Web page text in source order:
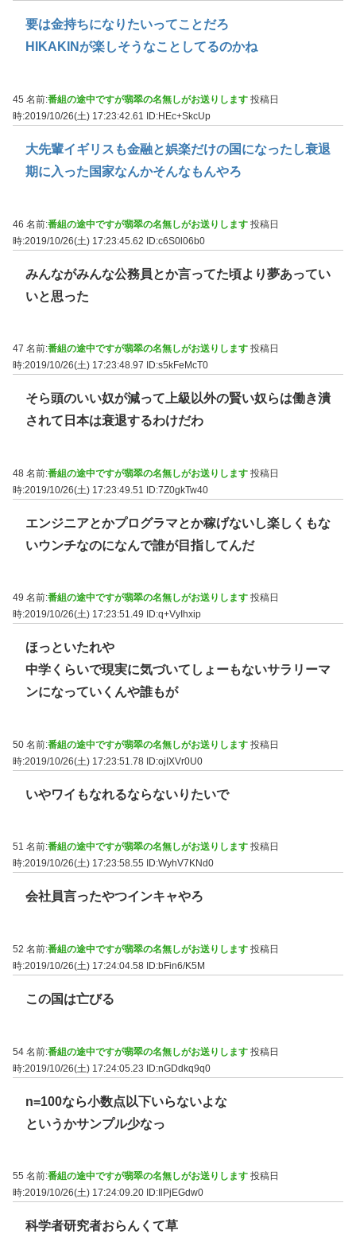
要は金持ちになりたいってことだろ
HIKAKINが楽しそうなことしてるのかね
45 名前:番組の途中ですが翡翠の名無しがお送りします 投稿日
時:2019/10/26(土) 17:23:42.61
ID:HEc+SkcUp
大先輩イギリスも金融と娯楽だけの国になったし衰退
期に入った国家なんかそんなもんやろ
46 名前:番組の途中ですが翡翠の名無しがお送りします 投稿日
時:2019/10/26(土) 17:23:45.62 ID:c6S0l06b0
みんながみんな公務員とか言ってた頃より夢あってい
いと思った
47 名前:番組の途中ですが翡翠の名無しがお送りします 投稿日
時:2019/10/26(土) 17:23:48.97
ID:s5kFeMcT0
そら頭のいい奴が減って上級以外の賢い奴らは働き潰
されて日本は衰退するわけだわ
48 名前:番組の途中ですが翡翠の名無しがお送りします 投稿日
時:2019/10/26(土) 17:23:49.51 ID:7Z0gkTw40
エンジニアとかプログラマとか稼げないし楽しくもな
いウンチなのになんで誰が目指してんだ
49 名前:番組の途中ですが翡翠の名無しがお送りします 投稿日
時:2019/10/26(土) 17:23:51.49
ID:q+VyIhxip
ほっといたれや
中学くらいで現実に気づいてしょーもないサラリーマ
ンになっていくんや誰もが
50 名前:番組の途中ですが翡翠の名無しがお送りします 投稿日
時:2019/10/26(土) 17:23:51.78 ID:ojIXVr0U0
いやワイもなれるならないりたいで
51 名前:番組の途中ですが翡翠の名無しがお送りします 投稿日
時:2019/10/26(土) 17:23:58.55
ID:WyhV7KNd0
会社員言ったやつインキャやろ
52 名前:番組の途中ですが翡翠の名無しがお送りします 投稿日
時:2019/10/26(土) 17:24:04.58 ID:bFin6/K5M
この国は亡びる
54 名前:番組の途中ですが翡翠の名無しがお送りします 投稿日
時:2019/10/26(土) 17:24:05.23 ID:nGDdkq9q0
n=100なら小数点以下いらないよな
というかサンプル少なっ
55 名前:番組の途中ですが翡翠の名無しがお送りします 投稿日
時:2019/10/26(土) 17:24:09.20 ID:IlPjEGdw0
科学者研究者おらんくて草